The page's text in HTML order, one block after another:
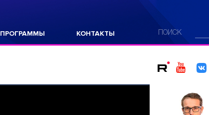
ПРОГРАММЫ КОНТАКТЫ ПОИСК